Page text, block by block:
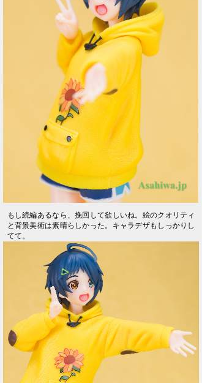
もし続編あるなら、挽回して欲しいね。絵のクオリティ
と背景美術は素晴らしかった。キャラデザもしっかりし
てて。